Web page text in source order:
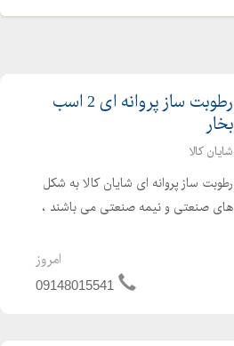
رطوبت ساز پروانه ای 2 اسب
بخار
شایان کالا
رطوبت ساز پروانه ای شایان کالا به شکل
های صنعتی و نیمه صنعتی می باشند ،
سالن های پرورش قارچ ، مرغ داری ،
گلخانه ای وسایر سالن هایی را که رطوبت
امروز
09148015541